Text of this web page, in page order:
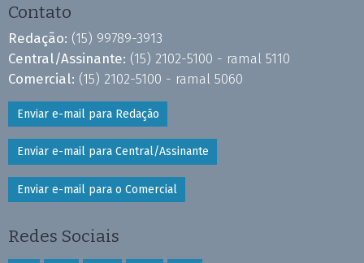
Contato
Redação: (15) 99789-3913
Central/Assinante: (15) 2102-5100 - ramal 5110
Comercial: (15) 2102-5100 - ramal 5060
Enviar e-mail para Redação
Enviar e-mail para Central/Assinante
Enviar e-mail para o Comercial
Redes Sociais